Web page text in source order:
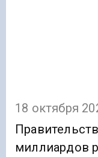
18 октября
миллиардов